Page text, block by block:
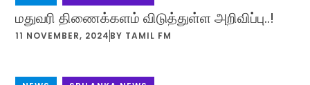
மதுவரி திணைக்களம் விடுத்துள்ள அறிவிப்பு..!
11 NOVEMBER, 2024 BY TAMIL FM